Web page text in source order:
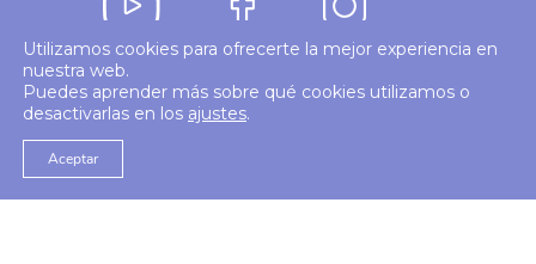
© 2026 Colegio Enfermería Huelva
Utilizamos cookies para ofrecerte la mejor experiencia en
nuestra web.
Puedes aprender más sobre qué cookies utilizamos o
desactivarlas en los ajustes.
Aceptar